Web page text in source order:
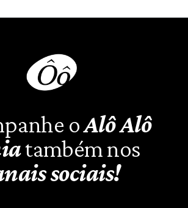
oAlô Alô
também nos
sociais!